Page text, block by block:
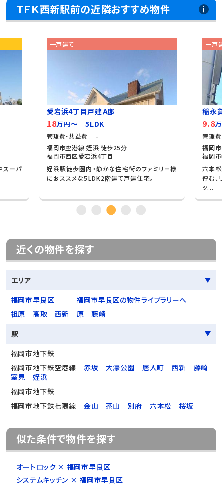
ＴＦＫ西新駅前の近隣おすすめ物件
スーパ
一戸建て
愛宕浜4丁目戸建Ａ邸
18万円～ 5LDK
管理費・共益費 -
福岡市空港線 姪浜 徒歩25分
福岡市西区愛宕浜4丁目
姪浜駅徒歩圏内・静かな住宅街のファミリー様
におススメな5LDK2階建て戸建住宅。
一戸
稲永
9.8
管理
福岡
福岡
六本
佇む、
ッ...
近くの物件を探す
エリア
福岡市早良区
福岡市早良区の物件ライブラリーへ
祖原
高取 西新 原
藤崎
駅
福岡市地下鉄
福岡市地下鉄空港線
赤坂 大濠公園 唐人町 西新
藤崎
室見
姪浜
福岡市地下鉄
福岡市地下鉄七隈線
金山 茶山 別府 六本松 桜坂
似た条件で物件を探す
オートロック × 福岡市早良区
システムキッチン × 福岡市早良区